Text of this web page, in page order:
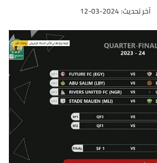
آخر تحديث: 2024-03-12